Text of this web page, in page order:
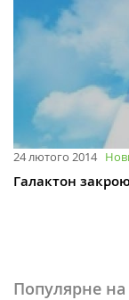
24 лютого 2014
Галактон
Популярне на